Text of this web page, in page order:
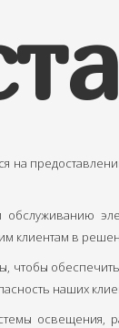
клиентам в
наших
освещения,